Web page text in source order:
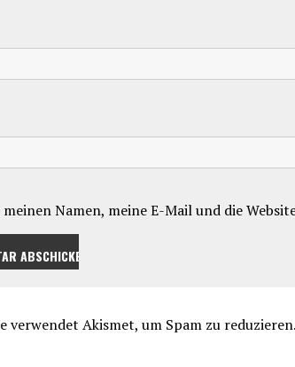
meinen Namen, meine E-Mail und die
verwendet Akismet, um Spam zu reduzieren.